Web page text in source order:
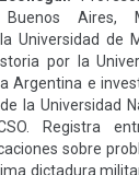
Buenos Aires,
Universidad de
por la
Argentina e
la Universidad
Registra
sobre
dictadura